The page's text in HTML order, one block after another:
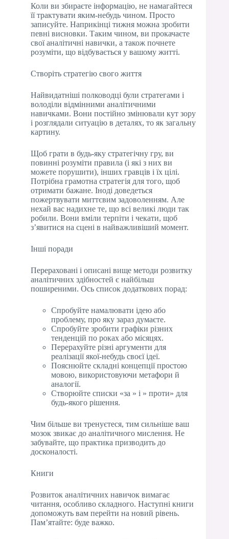
Коли ви збираєте інформацію, не намагайтеся
її трактувати яким-небудь чином. Просто
записуйте. Наприкінці тижня можна зробити
певні висновки. Таким чином, ви прокачаєте
свої аналітичні навички, а також почнете
розуміти, що відбувається у вашому житті.
Створіть стратегію свого життя
Найвидатніші полководці були стратегами і
володіли відмінними аналітичними
навичками. Вони постійно змінювали кут зору
і розглядали ситуацію в деталях, то як загальну
картину.
Щоб грати в будь-яку стратегічну гру, ви
повинні розуміти правила (і які з них ви
можете порушити), інших гравців і їх цілі.
Потрібна грамотна стратегія для того, щоб
отримати бажане. Іноді доведеться
пожертвувати миттєвим задоволенням. Але
нехай вас надихне те, що всі великі люди так
робили. Вони вміли терпіти і чекати, щоб
з’явитися на сцені в найважливіший момент.
Інші поради
Перераховані і описані вище методи розвитку
аналітичних здібностей є найбільш
поширеними. Ось список додаткових порад:
Спробуйте намалювати ідею або
проблему, про яку зараз думаєте.
Спробуйте зробити графіки різних
тенденцій по роках або місяцях.
Перерахуйте різні аргументи для
реалізації якої-небудь своєї ідеї.
Пояснюйте складні концепції простою
мовою, використовуючи метафори й
аналогії.
Створюйте списки «за » і » проти» для
будь-якого рішення.
Чим більше ви тренуєтеся, тим сильніше ваш
мозок звикає до аналітичного мислення. Не
забувайте, що практика призводить до
досконалості.
Книги
Розвиток аналітичних навичок вимагає
читання, особливо складного. Наступні книги
допоможуть вам перейти на новий рівень.
Пам’ятайте: буде важко.